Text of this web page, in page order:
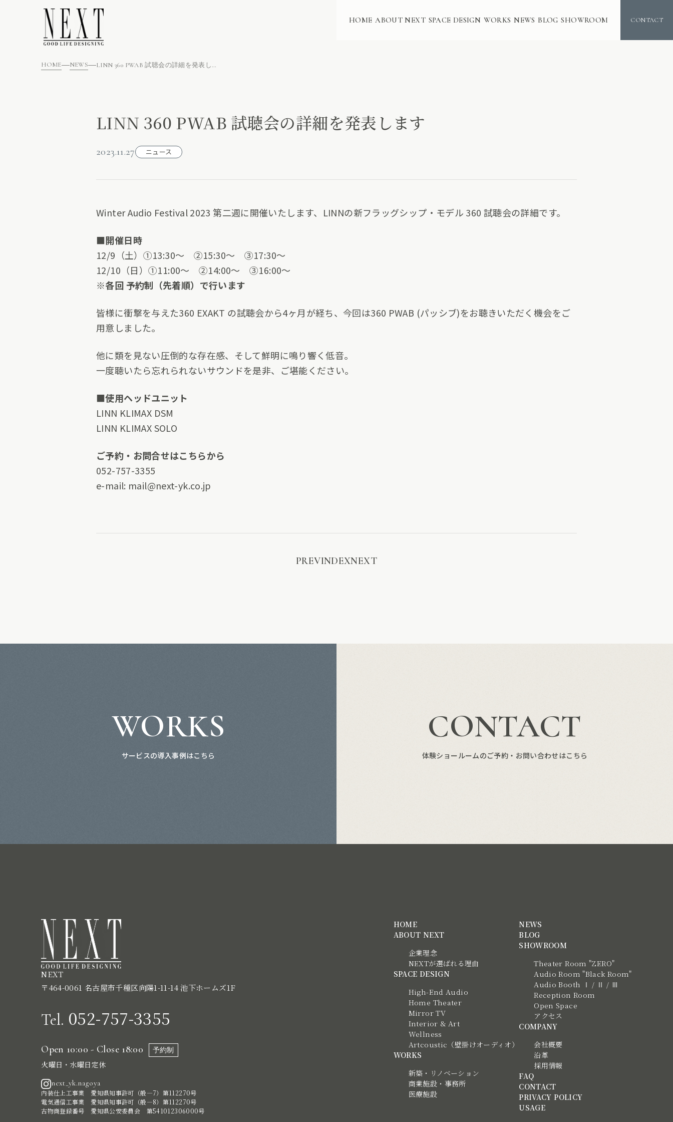
HOME ABOUT NEXT SPACE DESIGN WORKS NEWS BLOG SHOWROOM CONTACT
HOME NEWS LINN 360 PWAB 試聴会の詳細を発表します
LINN 360 PWAB 試聴会の詳細を発表します
2023.11.27 ニュース
Winter Audio Festival 2023 第二週に開催いたします、LINNの新フラッグシップ・モデル 360 試聴会の詳細です。
■開催日時
12/9（土）①13:30～ ②15:30～ ③17:30～
12/10（日）①11:00～ ②14:00～ ③16:00～
※各回 予約制（先着順）で行います
皆様に衝撃を与えた360 EXAKT の試聴会から4ヶ月が経ち、今回は360 PWAB (パッシブ)をお聴きいただく機会をご
用意しました。
他に類を見ない圧倒的な存在感、そして鮮明に鳴り響く低音。
一度聴いたら忘れられないサウンドを是非、ご堪能ください。
■使用ヘッドユニット
LINN KLIMAX DSM
LINN KLIMAX SOLO
ご予約・お問合せはこちらから
052-757-3355
e-mail: mail@next-yk.co.jp
PREVINDEXNEXT
WORKS
サービスの導入事例はこちら
CONTACT
体験ショールームのご予約・お問い合わせはこちら
NEXT
〒464-0061 名古屋市千種区向陽1-11-14 池下ホームズ1F
Tel. 052-757-3355
Open 10:00 - Close 18:00 予約制
火曜日・水曜日定休
next_yk.nagoya
内装仕上工事業 愛知県知事許可（般―7）第112270号
電気通信工事業 愛知県知事許可（般―8）第112270号
古物商登録番号 愛知県公安委員会 第541012306000号
HOME
ABOUT NEXT
企業理念
NEXTが選ばれる理由
SPACE DESIGN
High-End Audio
Home Theater
Mirror TV
Interior & Art
Wellness
Artcoustic（壁掛けオーディオ）
WORKS
新築・リノベーション
商業施設・事務所
医療施設
NEWS
BLOG
SHOWROOM
Theater Room "ZERO"
Audio Room "Black Room"
Audio Booth Ⅰ / Ⅱ / Ⅲ
Reception Room
Open Space
アクセス
COMPANY
会社概要
沿革
採用情報
FAQ
CONTACT
PRIVACY POLICY
USAGE